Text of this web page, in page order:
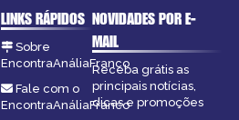
LINKS RÁPIDOS
Sobre
EncontraAnáliaFranco
Fale com o
EncontraAnáliaFranco
NOVIDADES POR E-
MAIL
Receba grátis as
principais notícias,
dicas e promoções